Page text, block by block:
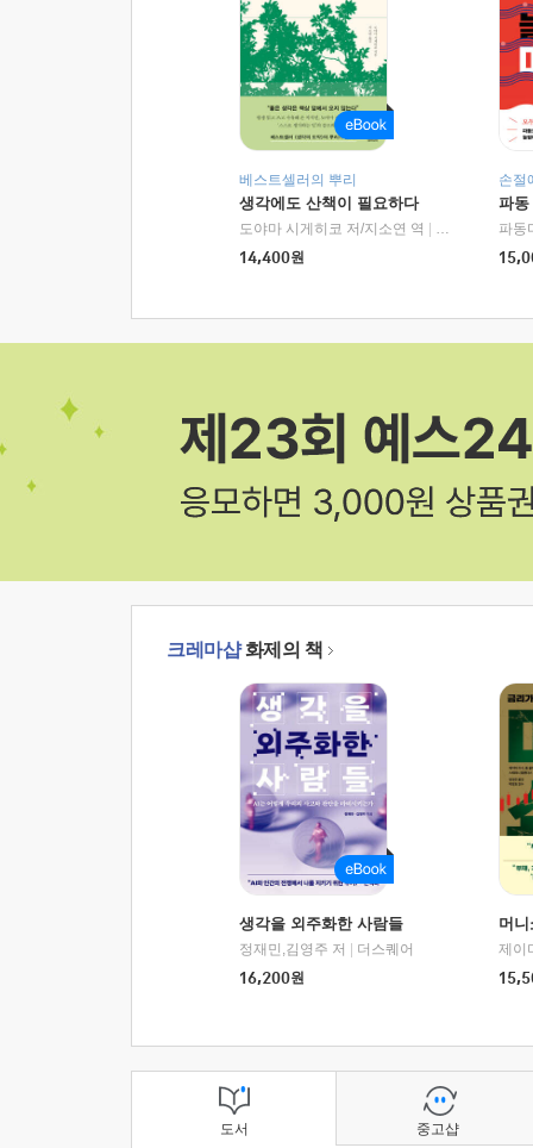
베스트셀러의 뿌리
생각에도 산책이 필요하다
도야마 시게히코 저/지소연 역
알에이치코리
14,400원
손절
파동
파동
크레마샵화제의 책
생각을 외주화한 사람들
정재민,김영주 저
더스퀘어
16,200원
머
도서 중고샵